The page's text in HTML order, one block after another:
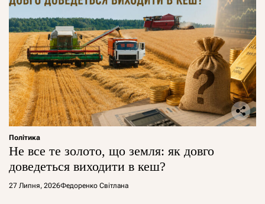
Політика
Не все те золото, що земля: як довго
доведеться виходити в кеш?
27 Липня, 2026Федоренко Світлана